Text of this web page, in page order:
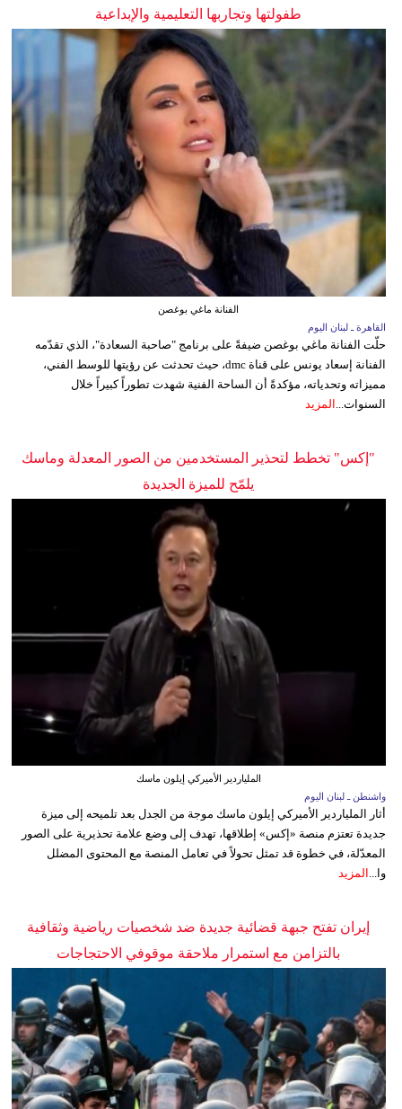
طفولتها وتجاربها التعليمية والإبداعية
الفنانة ماغي بوغصن
القاهرة ـ لبنان اليوم
حلّت الفنانة ماغي بوغصن ضيفةً على برنامج "صاحبة السعادة"، الذي تقدّمه
الفنانة إسعاد يونس على قناة dmc، حيث تحدثت عن رؤيتها للوسط الفني،
مميزاته وتحدياته، مؤكدةً أن الساحة الفنية شهدت تطوراً كبيراً خلال
السنوات... المزيد
"إكس" تخطط لتحذير المستخدمين من الصور المعدلة وماسك
يلمّح للميزة الجديدة
الملياردير الأميركي إيلون ماسك
واشنطن ـ لبنان اليوم
أثار الملياردير الأميركي إيلون ماسك موجة من الجدل بعد تلميحه إلى ميزة
جديدة تعتزم منصة «إكس» إطلاقها، تهدف إلى وضع علامة تحذيرية على الصور
المعدّلة، في خطوة قد تمثل تحولاً في تعامل المنصة مع المحتوى المضلل
وا... المزيد
إيران تفتح جبهة قضائية جديدة ضد شخصيات رياضية وثقافية
بالتزامن مع استمرار ملاحقة موقوفي الاحتجاجات